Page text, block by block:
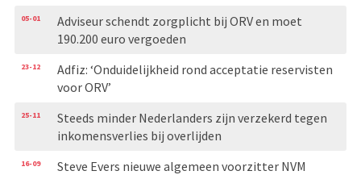
05-01
Adviseur schendt zorgplicht bij ORV en moet
190.200 euro vergoeden
23-12
Adfiz: ‘Onduidelijkheid rond acceptatie reservisten
voor ORV’
25-11
Steeds minder Nederlanders zijn verzekerd tegen
inkomensverlies bij overlijden
16-09 Steve Evers nieuwe algemeen voorzitter NVM